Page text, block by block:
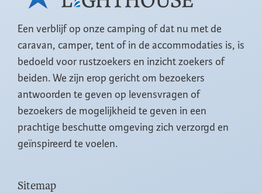
Een verblijf op onze camping of dat nu met de
caravan, camper, tent of in de accommodaties is, is
bedoeld voor rustzoekers en inzicht zoekers of
beiden. We zijn erop gericht om bezoekers
antwoorden te geven op levensvragen of
bezoekers de mogelijkheid te geven in een
prachtige beschutte omgeving zich verzorgd en
geïnspireerd te voelen.
Sitemap